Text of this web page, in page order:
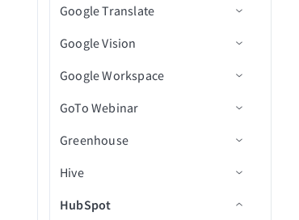
ドキュメントをプロジェク
署名リクエストを再送信
ファイルまたはフォルダを
検索（バッチ）
CSVファイルを更新
ファイルメタデータを更新
ファイルURLを使用してフ
IDでエンベロープを送信
エンベロープを無効化
ファイル削除アクション
ファイル名変更アクション
ファイルアップロードアク
ション
新規または更新済みプルリ
クエスト
を作成
カスタムアクションイベン
トを作成
IDで通話を取得
集約ユーザーデータを検索
通話文字起こしを検索
を選択（バッチ）
カスタムSQLを使用して行
を選択し、テーブルに挿入
実行
イベント終了
イベントを更新
イベントを削除
イベントに参加者を追加
（batch）
終日イベントを作成
オブジェクトの削除
オブジェクトをダウンロー
新規CSVファイル
新規ファイル/フォルダ
フォルダ階層内の新規ファ
ファイル権限を追加
ファイルをコピー
フォルダを作成
ファイルを削除
ファイルをダウンロード
ファイル権限を取得
My Drive内のシートの新規
行（リアルタイム）
My Drive内のシートの新規/
更新済み行
ム）
アクション
行を追加
行を一括追加
行を取得
行を検索
行を一括更新
アクション
短い音声をテキストに変換
コネクション設定
アクション
テキストを音声に変換
Google Translate
コネクション設定
アクション
テキストを翻訳
Google Vision
コネクション設定
アクション
画像からテキストを読み取
Google Workspace
コネクション設定
トリガー
新規管理者アクティビティ
アクション
レコードの追加
GoTo Webinar
コネクション設定
トリガー
新規ウェビナーセッション
アクション
Greenhouse
コネクション設定
トリガー
Hive
コネクション設定
HubSpot